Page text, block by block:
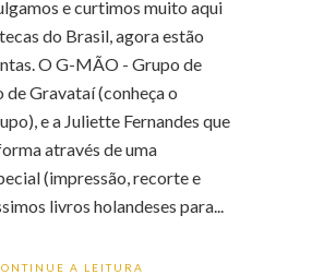
e curtimos muito aqui
do Brasil, agora estão
O G-MÃO - Grupo de
de Gravataí (conheça o
e a Juliette Fernandes que
através de uma
(impressão, recorte e
livros holandeses para...
A LEITURA